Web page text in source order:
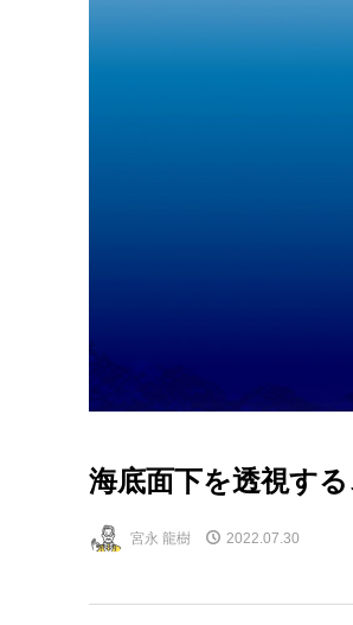
海底面下を透視す
宮永 龍樹 2022.07.30